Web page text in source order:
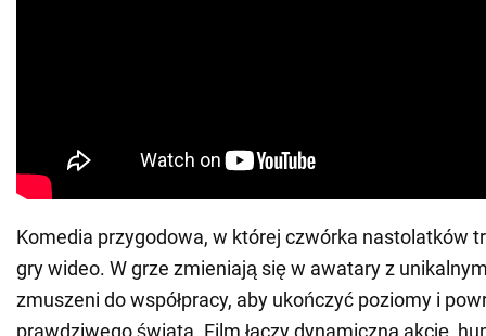
Komedia przygodowa, w której czwórka nastolatków
gry wideo. W grze zmieniają się w awatary z
zmuszeni do współpracy, aby ukończyć poziomy i
prawdziwego świata. Film łączy dynamiczną akcję,